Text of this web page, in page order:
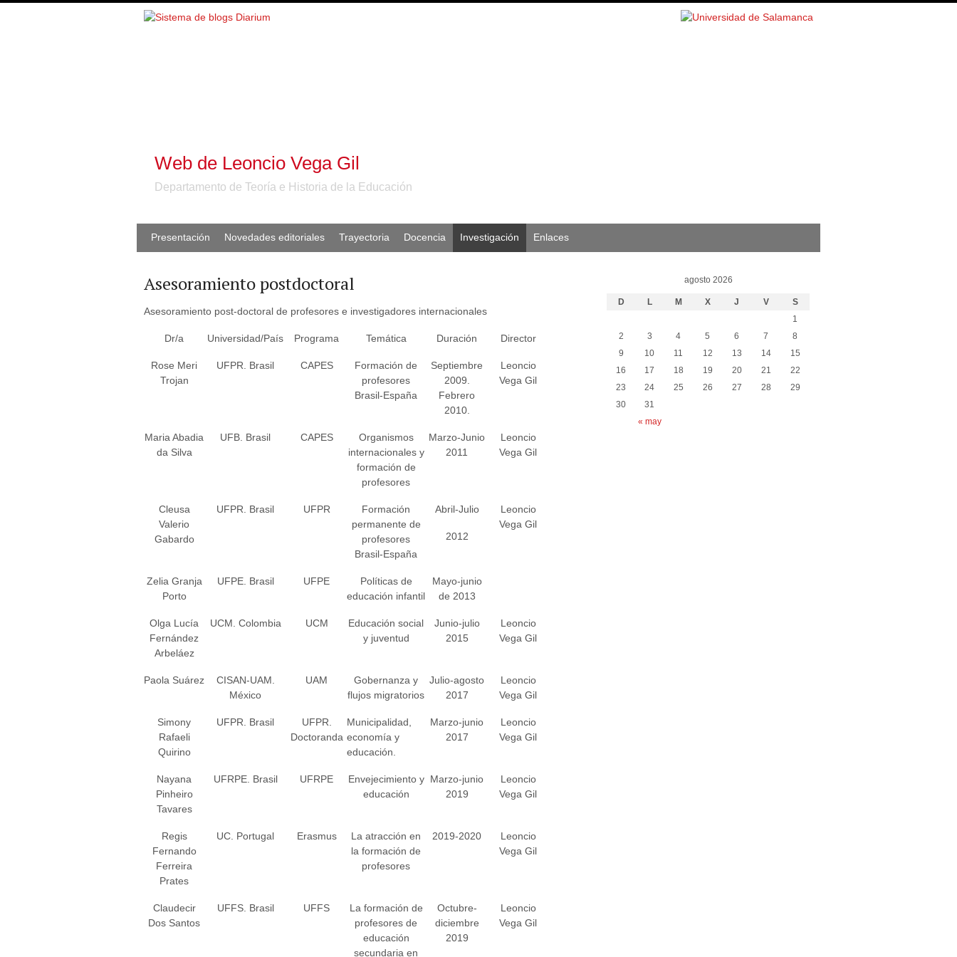
Web de Leoncio Vega Gil
Departamento de Teoría e Historia de la Educación
Presentación Novedades editoriales Trayectoria Docencia Investigación Enlaces
Asesoramiento postdoctoral
Asesoramiento post-doctoral de profesores e investigadores internacionales
Dr/a Universidad/País Programa Temática Duración Director
Rose Meri
Trojan
UFPR. Brasil CAPES
Formación de
profesores
Brasil-España
Septiembre
2009.
Febrero
2010.
Leoncio
Vega Gil
Maria Abadia
da Silva
UFB. Brasil CAPES
Organismos
internacionales y
formación de
profesores
Marzo-Junio
2011
Leoncio
Vega Gil
Cleusa
Valerio
Gabardo
UFPR. Brasil UFPR
Formación
permanente de
profesores
Brasil-España
Abril-Julio
2012
Leoncio
Vega Gil
Zelia Granja
Porto
UFPE. Brasil UFPE
Políticas de
educación infantil
Mayo-junio
de 2013
Olga Lucía
Fernández
Arbeláez
UCM. Colombia UCM
Educación social
y juventud
Junio-julio
2015
Leoncio
Vega Gil
Paola Suárez
CISAN-UAM.
México
UAM
Gobernanza y
flujos migratorios
Julio-agosto
2017
Leoncio
Vega Gil
Simony
Rafaeli
Quirino
UFPR. Brasil
UFPR.
Doctoranda
Municipalidad,
economía y
educación.
Marzo-junio
2017
Leoncio
Vega Gil
Nayana
Pinheiro
Tavares
UFRPE. Brasil UFRPE
Envejecimiento y
educación
Marzo-junio
2019
Leoncio
Vega Gil
Regis
Fernando
Ferreira
Prates
UC. Portugal Erasmus
La atracción en
la formación de
profesores
2019-2020
Leoncio
Vega Gil
Claudecir
Dos Santos
UFFS. Brasil UFFS
La formación de
profesores de
educación
secundaria en
Octubre-
diciembre
2019
Leoncio
Vega Gil
agosto 2026
D L M X J V S
« may
1
2
3 4 5 6 7
8
9
10 11 12 13 14
15
16
17 18 19 20 21
22
23
24 25 26 27 28
29
30
31